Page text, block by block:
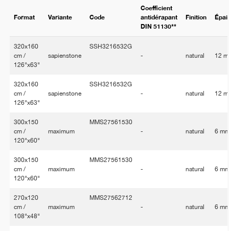
Format Variante Code
Coefficient
antidérapant
DIN 51130**
Finition
320x160
cm /
126"x63"
sapienstone
SSH3216532G
-
natural 12
320x160
cm /
126"x63"
sapienstone
SSH3216532G
-
natural 12
300x150
cm /
120"x60"
maximum
MMS27561530
-
natural 6
300x150
cm /
120"x60"
maximum
MMS27561530
-
natural 6
270x120
cm /
108"x48"
maximum
MMS27562712
-
natural 6